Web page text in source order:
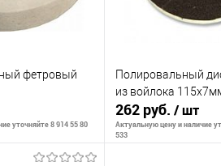
фетровый
уточняйте 8 914 55 80
Полировальный
из войлока
262 руб. / шт
Актуальную цену и наличие
533